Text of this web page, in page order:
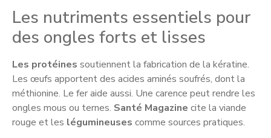
Les nutriments essentiels pour
des ongles forts et lisses
Les protéines soutiennent la fabrication de la kératine.
Les œufs apportent des acides aminés soufrés, dont la
méthionine. Le fer aide aussi. Une carence peut rendre les
ongles mous ou ternes. Santé Magazine cite la viande
rouge et les légumineuses comme sources pratiques.